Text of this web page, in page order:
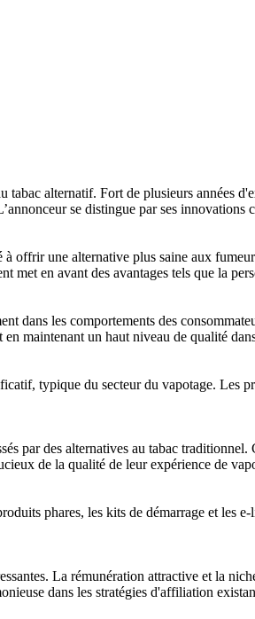
alternatif. Fort de plusieurs années
se distingue par ses innovations
offrir une alternative plus saine aux
en avant des avantages tels que la
dans les comportements des
maintenant un haut niveau de qualité
typique du secteur du vapotage. Les
par des alternatives au tabac
de la qualité de leur expérience de
phares, les kits de démarrage et les
La rémunération attractive et la
dans les stratégies d'affiliation